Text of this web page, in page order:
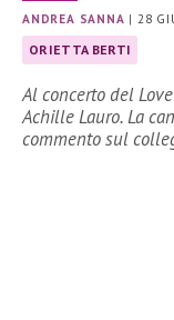
ANDREA SANNA |28
ORIETTA BERTI
Al concerto del
Achille Lauro. La
commento sul